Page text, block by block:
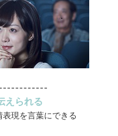
えられる
現を言葉にできる